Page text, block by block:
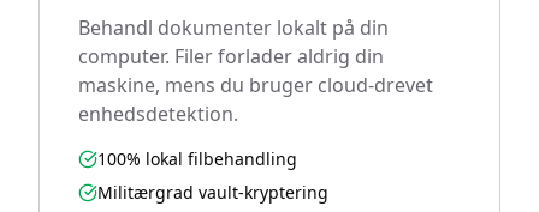
Behandl dokumenter lokalt på din
computer. Filer forlader aldrig din
maskine, mens du bruger cloud-drevet
enhedsdetektion.
100% lokal filbehandling
Militærgrad vault-kryptering